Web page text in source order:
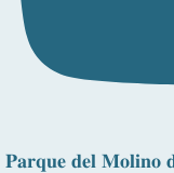
𝐏𝐚𝐫𝐪𝐮𝐞 𝐝𝐞𝐥